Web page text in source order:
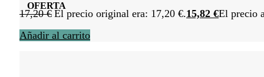
OFERTA
17,20€ El precio original era: 17,20 €.15,82 €El precio
Añadir al carrito